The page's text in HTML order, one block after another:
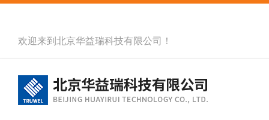
欢迎来到北京华益瑞科技有限公司！